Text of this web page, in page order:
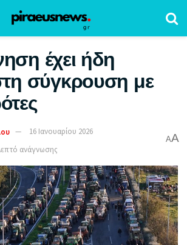
έχει ήδη
σύγκρουση με
16 Ιανουαρίου 2026
ανάγνωσης
AA